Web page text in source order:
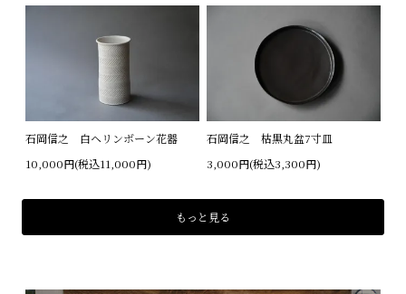
石岡信之 白ヘリンボーン花器
10,000円(税込11,000円)
石岡信之 枯黒丸盆7寸皿
3,000円(税込3,300円)
もっと見る